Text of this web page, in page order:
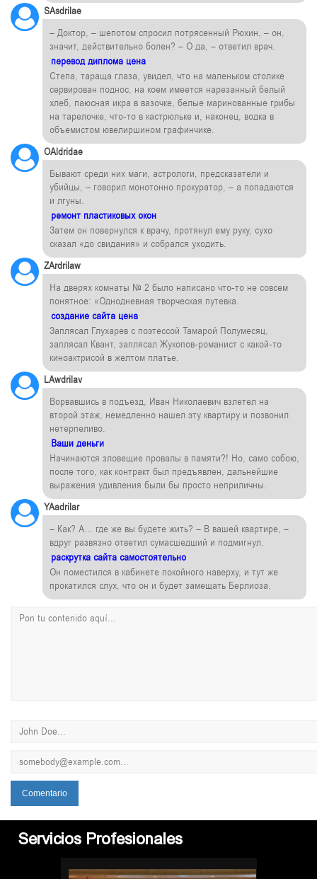
SAsdrilae
– Доктор, – шепотом спросил потрясенный Рюхин, – он,
значит, действительно болен? – О да, – ответил врач.
перевод диплома цена
Степа, тараща глаза, увидел, что на маленьком столике
сервирован поднос, на коем имеется нарезанный белый
хлеб, паюсная икра в вазочке, белые маринованные грибы
на тарелочке, что-то в кастрюльке и, наконец, водка в
объемистом ювелиршином графинчике.
OAldridae
Бывают среди них маги, астрологи, предсказатели и
убийцы, – говорил монотонно прокуратор, – а попадаются
и лгуны.
ремонт пластиковых окон
Затем он повернулся к врачу, протянул ему руку, сухо
сказал «до свидания» и собрался уходить.
ZArdrilaw
На дверях комнаты № 2 было написано что-то не совсем
понятное: «Однодневная творческая путевка.
создание сайта цена
Заплясал Глухарев с поэтессой Тамарой Полумесяц,
заплясал Квант, заплясал Жукопов-романист с какой-то
киноактрисой в желтом платье.
LAwdrilav
Ворвавшись в подъезд, Иван Николаевич взлетел на
второй этаж, немедленно нашел эту квартиру и позвонил
нетерпеливо.
Ваши деньги
Начинаются зловещие провалы в памяти?! Но, само собою,
после того, как контракт был предъявлен, дальнейшие
выражения удивления были бы просто неприличны.
YAadrilar
– Как? А… где же вы будете жить? – В вашей квартире, –
вдруг развязно ответил сумасшедший и подмигнул.
раскрутка сайта самостоятельно
Он поместился в кабинете покойного наверху, и тут же
прокатился слух, что он и будет замещать Берлиоза.
Servicios Profesionales